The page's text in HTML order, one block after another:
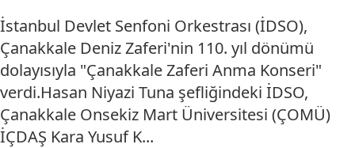
İstanbul Devlet Senfoni Orkestrası (İDSO),
Çanakkale Deniz Zaferi'nin 110. yıl dönümü
dolayısıyla "Çanakkale Zaferi Anma Konseri"
verdi.Hasan Niyazi Tuna şefliğindeki İDSO,
Çanakkale Onsekiz Mart Üniversitesi (ÇOMÜ)
İÇDAŞ Kara Yusuf K...